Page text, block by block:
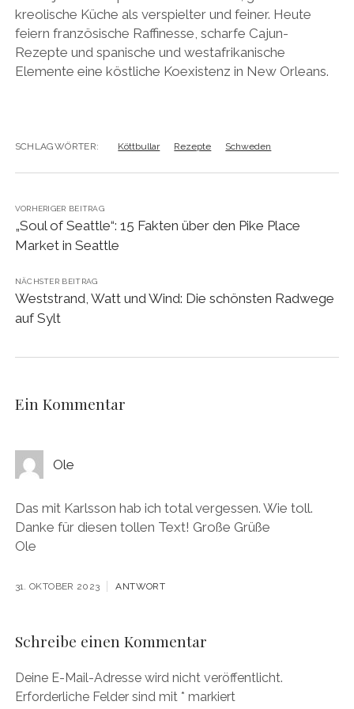
kreolische Küche als verspielter und feiner. Heute
feiern französische Raffinesse, scharfe Cajun-
Rezepte und spanische und westafrikanische
Elemente eine köstliche Koexistenz in New Orleans.
SCHLAGWÖRTER: Köttbullar Rezepte Schweden
VORHERIGER BEITRAG
„Soul of Seattle“: 15 Fakten über den Pike Place
Market in Seattle
NÄCHSTER BEITRAG
Weststrand, Watt und Wind: Die schönsten Radwege
auf Sylt
Ein Kommentar
Ole
Das mit Karlsson hab ich total vergessen. Wie toll.
Danke für diesen tollen Text! Große Grüße
Ole
31. OKTOBER 2023 ANTWORT
Schreibe einen Kommentar
Deine E-Mail-Adresse wird nicht veröffentlicht.
Erforderliche Felder sind mit * markiert